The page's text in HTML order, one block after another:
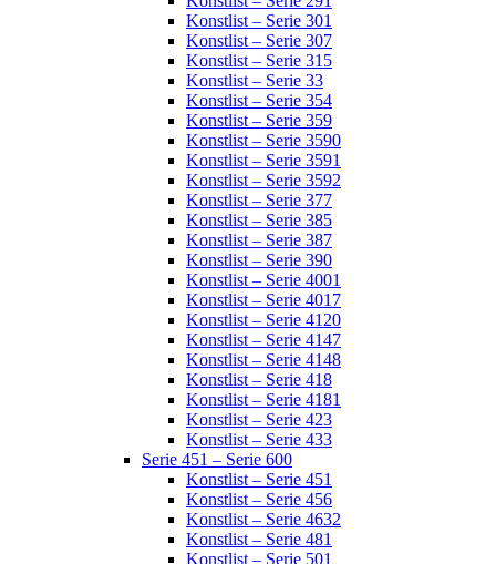
Konstlist – Serie 301
Konstlist – Serie 307
Konstlist – Serie 315
Konstlist – Serie 33
Konstlist – Serie 354
Konstlist – Serie 359
Konstlist – Serie 3590
Konstlist – Serie 3591
Konstlist – Serie 3592
Konstlist – Serie 377
Konstlist – Serie 385
Konstlist – Serie 387
Konstlist – Serie 390
Konstlist – Serie 4001
Konstlist – Serie 4017
Konstlist – Serie 4120
Konstlist – Serie 4147
Konstlist – Serie 4148
Konstlist – Serie 418
Konstlist – Serie 4181
Konstlist – Serie 423
Konstlist – Serie 433
Serie 451 – Serie 600
Konstlist – Serie 451
Konstlist – Serie 456
Konstlist – Serie 4632
Konstlist – Serie 481
Konstlist – Serie 501